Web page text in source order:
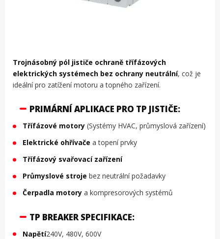
Trojnásobný pól jističe ochraně třífázových
elektrických systémech bez ochrany neutrální, což je
ideální pro zatížení motoru a topného zařízení.
PRIMÁRNÍ APLIKACE PRO TP JISTIČE:
Třífázové motory (Systémy HVAC, průmyslová zařízení)
Elektrické ohřívače a topení prvky
Třífázový svařovací zařízení
Průmyslové stroje bez neutrální požadavky
Čerpadla motory a kompresorových systémů
TP BREAKER SPECIFIKACE:
Napětí240V, 480V, 600V